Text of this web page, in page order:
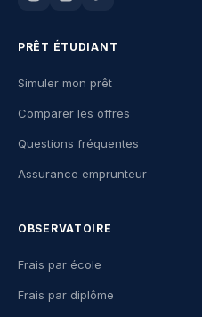
PRÊT ÉTUDIANT
Simuler mon prêt
Comparer les offres
Questions fréquentes
Assurance emprunteur
OBSERVATOIRE
Frais par école
Frais par diplôme